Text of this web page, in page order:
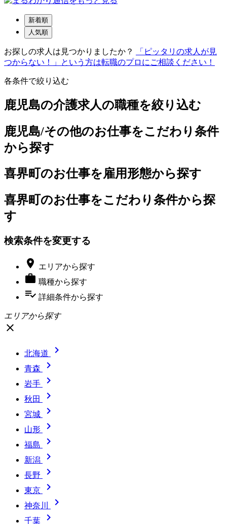
新着順
人気順
お探しの求人は見つかりましたか？
「ピッタリの求人が見
つからない！」という方は転職のプロにご相談ください！
各条件で絞り込む
鹿児島の介護求人の職種を絞り込む
鹿児島/その他のお仕事をこだわり条件
から探す
喜界町のお仕事を雇用形態から探す
喜界町のお仕事をこだわり条件から探
す
検索条件を変更する
 エリアから探す
 職種から探す
playlist_add_check 詳細条件から探す
エリアから探す
close
北海道 
青森 
岩手 
秋田 
宮城 
山形 
福島 
新潟 
長野 
東京 
神奈川 
千葉 